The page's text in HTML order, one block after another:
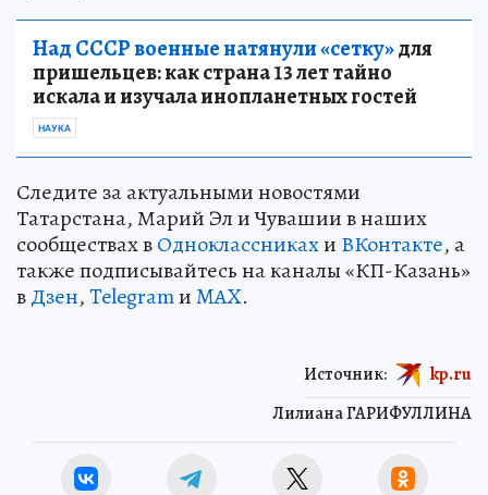
Над СССР военные натянули «сетку»для
пришельцев: как страна 13 лет тайно
искала и изучала инопланетных гостей
НАУКА
Следите за актуальными новостями
Татарстана, Марий Эл и Чувашии в наших
сообществах вОдноклассникахи ВКонтакте, а
также подписывайтесь на каналы «КП-Казань»
вДзен,TelegramиMAX.
Лилиана ГАРИФУЛЛИНА
Источник: kp.ru